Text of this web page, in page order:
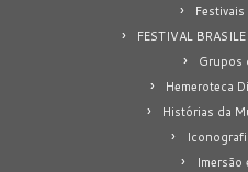
FESTIVAL
Grupos
Hemeroteca
Histórias da
Imersão